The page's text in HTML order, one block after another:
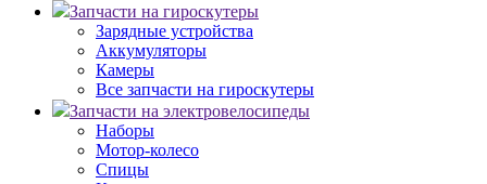
Запчасти на гироскутеры
Зарядные устройства
Аккумуляторы
Камеры
Все запчасти на гироскутеры
Запчасти на электровелосипеды
Наборы
Мотор-колесо
Спицы